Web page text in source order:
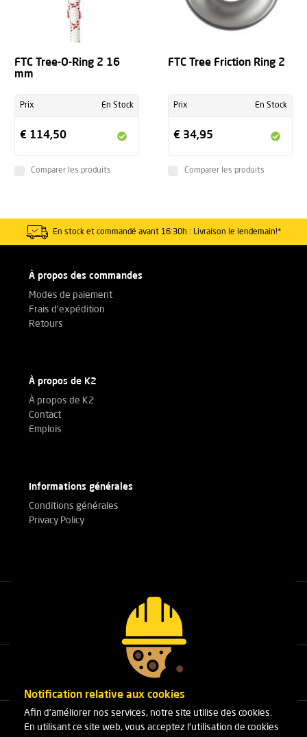
FTC Tree-O-Ring 2 16
mm
Prix En Stock
€ 114,50
Comparer les produits
FTC Tree Friction Ring 2
Prix En Stock
€ 34,95
Comparer les produits
En stock et commandé avant 16:30h : Livraison le lendemain!*
À propos des commandes
Modes de paiement
Frais d'expédition
Retours
À propos de K2
À propos de K2
Contact
Emplois
Informations générales
Conditions générales
Privacy Policy
Appelez nos experts
+32(0)3 303 14 53
Cleydaellaan 10 Unit 8
B-2630 Aartselaar
Notification relative aux cookies
Afin d'améliorer nos services, notre site utilise des cookies.
En utilisant ce site web, vous acceptez l'utilisation de cookies